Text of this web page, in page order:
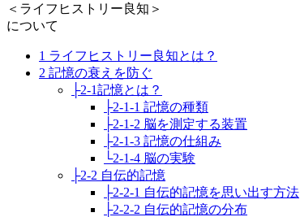
＜ライフヒストリー良知＞
について
1 ライフヒストリー良知とは？
2 記憶の衰えを防ぐ
├2-1記憶とは？
├2-1-1 記憶の種類
├2-1-2 脳を測定する装置
├2-1-3 記憶の仕組み
└2-1-4 脳の実験
├2-2 自伝的記憶
├2-2-1 自伝的記憶を思い出す方法
├2-2-2 自伝的記憶の分布